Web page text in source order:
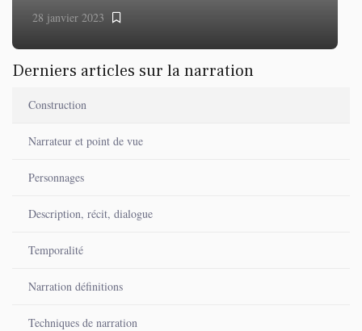
28 janvier 2023
Derniers articles sur la narration
Construction
Narrateur et point de vue
Personnages
Description, récit, dialogue
Temporalité
Narration définitions
Techniques de narration